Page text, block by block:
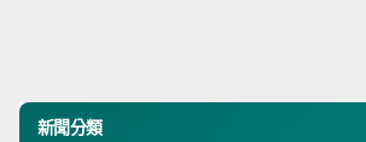
新聞分類